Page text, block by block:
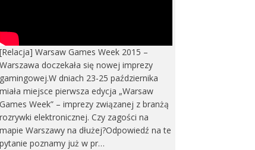
[Relacja] Warsaw Games Week 2015 –
Warszawa doczekała się nowej imprezy
gamingowej.W dniach 23-25 października
miała miejsce pierwsza edycja „Warsaw
Games Week” – imprezy związanej z branżą
rozrywki elektronicznej. Czy zagości na
mapie Warszawy na dłużej?Odpowiedź na te
pytanie poznamy już w pr…